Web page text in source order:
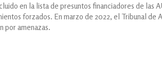
en la lista de presuntos financiadores de las
forzados. En marzo de 2022, el Tribunal
por amenazas.